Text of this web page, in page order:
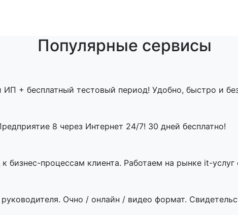
Популярные сервисы
+ бесплатный тестовый период! Удобно, быстро и
8 через Интернет 24/7! 30 дней бесплатно!
процессам клиента. Работаем на рынке it-услуг
Очно / онлайн / видео формат.